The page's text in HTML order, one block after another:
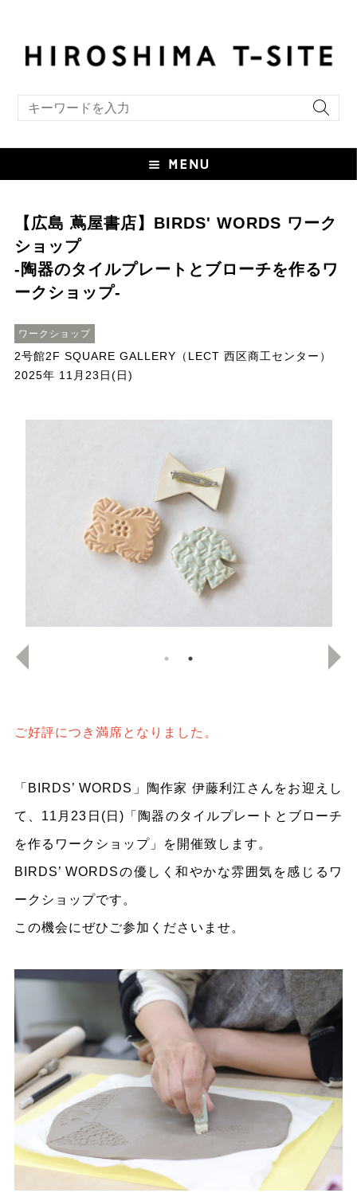
【広島 蔦屋書店】BIRDS' WORDS ワーク
ショップ
-陶器のタイルプレートとブローチを作るワ
ークショップ-
ワークショップ
2号館2F SQUARE GALLERY（LECT 西区商工センター）
2025年 11月23日(日)
ご好評につき満席となりました。
「BIRDS’WORDS」陶作家 伊藤利江さんをお迎えし
て、11月23日(日)「陶器のタイルプレートとブローチ
を作るワークショップ」を開催致します。
BIRDS’WORDSの優しく和やかな雰囲気を感じるワ
ークショップです。
この機会にぜひご参加くださいませ。